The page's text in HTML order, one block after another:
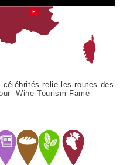
relie les routes des
Wine-Tourism-Fame